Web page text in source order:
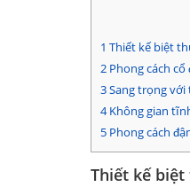
1 Thiết kế biệt
2 Phong cách
3Sang trọng
4Không gian
5 Phong cách
Thiết kế biệt